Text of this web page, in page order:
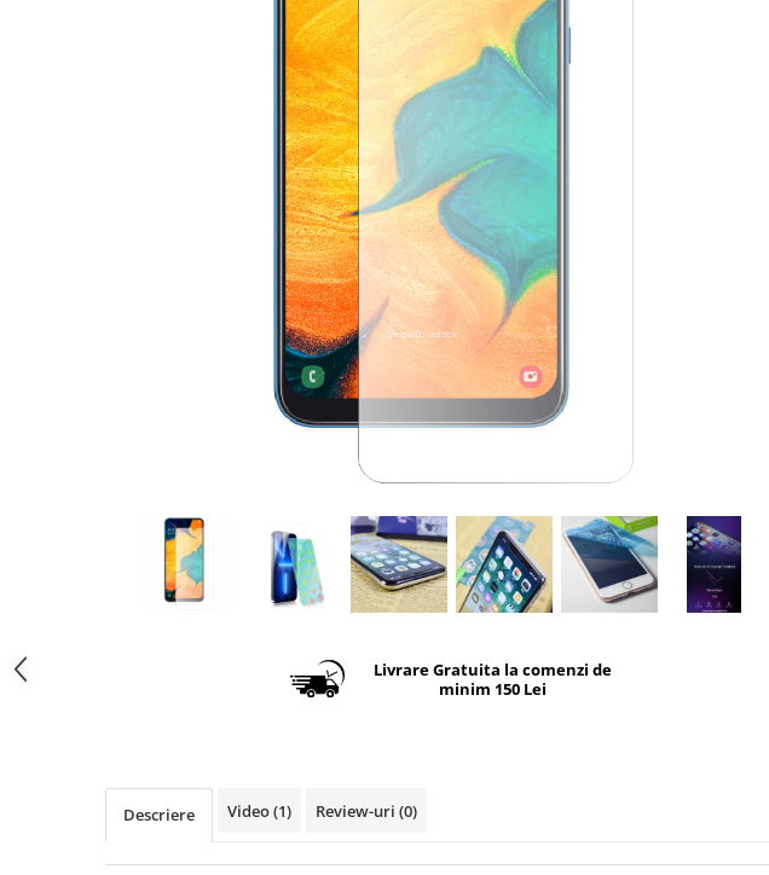
Livrare Gratuita la comenzi de
minim 150 Lei
Descriere Video(1) Review-uri (0)